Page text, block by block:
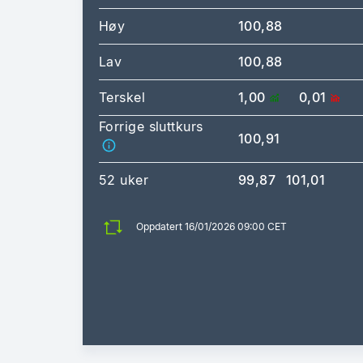
Høy 100,88
Lav 100,88
Terskel 1,00
0,01
Forrige sluttkurs
100,91
52 uker 99,87 101,01
Oppdatert 16/01/2026 09:00 CET